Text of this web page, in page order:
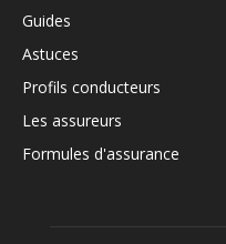
Guides
Astuces
Profils conducteurs
Les assureurs
Formules d'assurance